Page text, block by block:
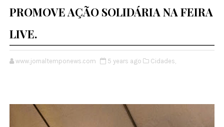
PROMOVE AÇÃO SOLIDÁRIA NA FEIRA
LIVE.
www.jornaltemponews.com 5 years ago Cidades,